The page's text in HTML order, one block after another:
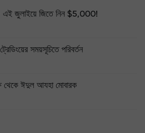
এই জুলাইয়ে জিতে নিন $5,000!
সময়সূচিতে পরিবর্তন
ঈদুল আযহা মোবারক